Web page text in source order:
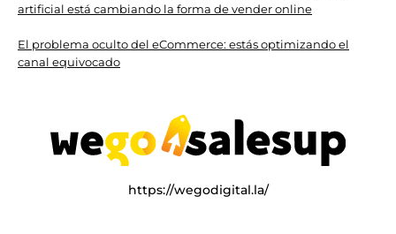
https://wegodigital.la/
artificial está cambiando la forma de vender online
El problema oculto del eCommerce: estás optimizando el
canal equivocado